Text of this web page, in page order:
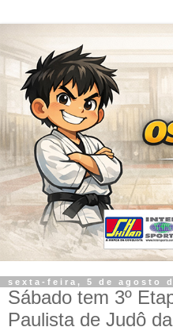
sexta-feira, 5 de agosto
Sábado tem 3º
Paulista de Judô